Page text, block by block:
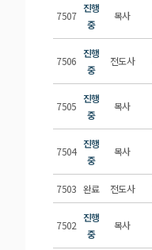
7507
진행
중
목사
7506
진행
중
전도사
7505
진행
중
목사
7504
진행
중
목사
7503 완료 전도사
7502
진행
중
목사